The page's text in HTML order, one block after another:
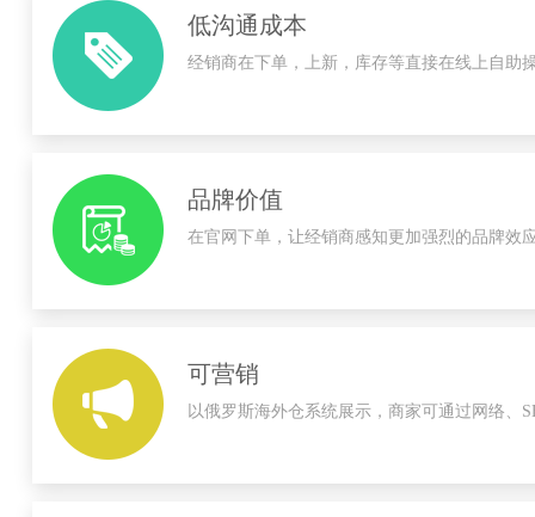
低沟通成本
经销商在下单，上新，库存等直接在线上自助
品牌价值
在官网下单，让经销商感知更加强烈的品牌效
可营销
以俄罗斯海外仓系统展示，商家可通过网络、